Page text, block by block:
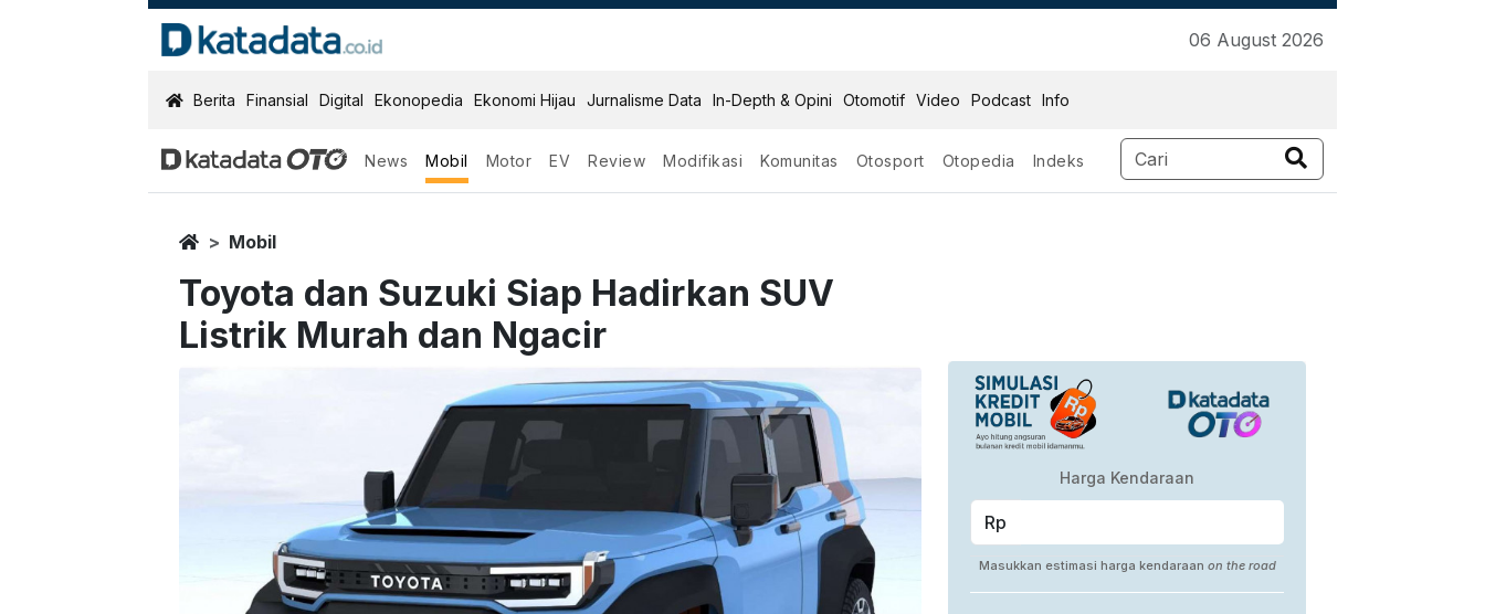
06 August 2026
KatadataOTO
Berita Finansial Digital Ekonopedia Ekonomi Hijau Jurnalisme Data In-Depth & Opini Otomotif Video Podcast Info
News Mobil Motor EV Review Modifikasi Komunitas Otosport Otopedia Indeks
HomeMobil
Toyota dan Suzuki Siap Hadirkan SUV
Listrik Murah dan Ngacir